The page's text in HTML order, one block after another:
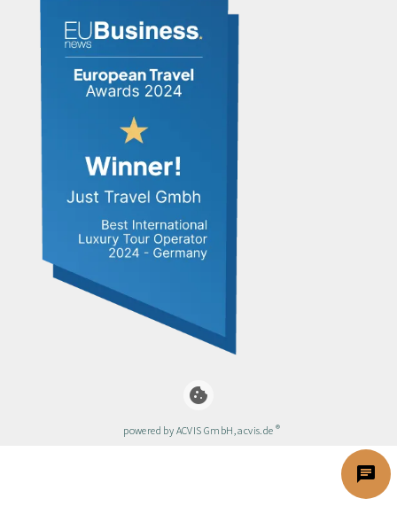
cookie
powered by ACVIS GmbH, acvis.de®
chat